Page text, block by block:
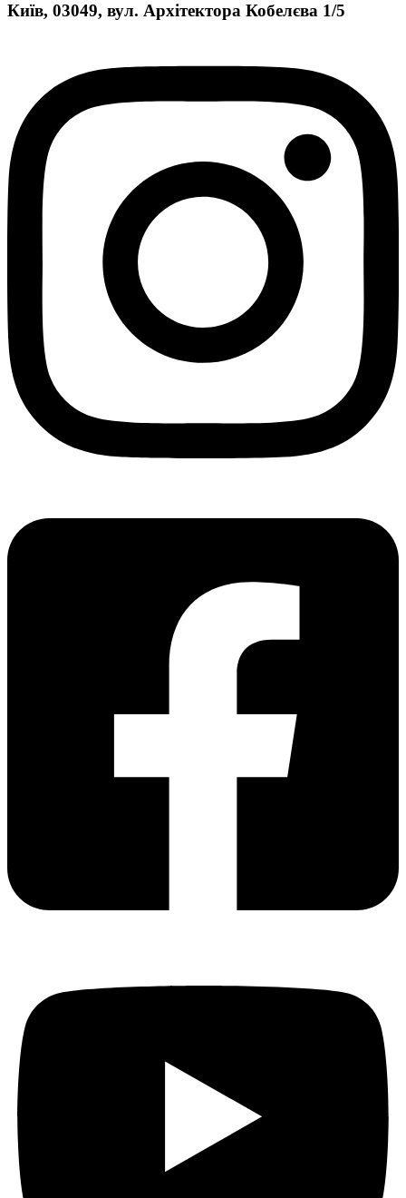
Київ, 03049, вул. Архітектора Кобелєва 1/5